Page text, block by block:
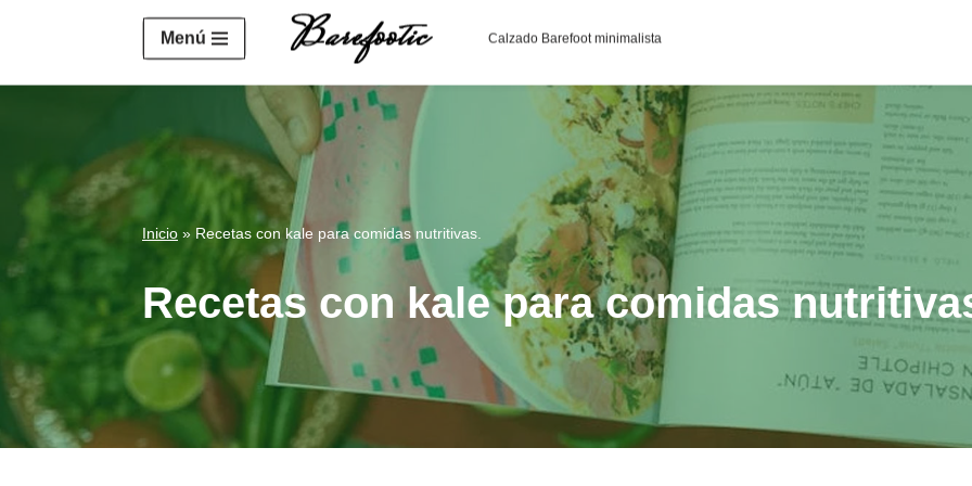
https://salesiq.zohopublic.eu/widget?wc=siq4a1451e70fa5f95c0398aa2df141a4ab237876b314bf4c92f4942fed1c49e92d
Saltar
Menú Calzado Barefoot minimalista
Inicio » Recetas con kale para comidas nutritivas.
Recetas con kale para comidas